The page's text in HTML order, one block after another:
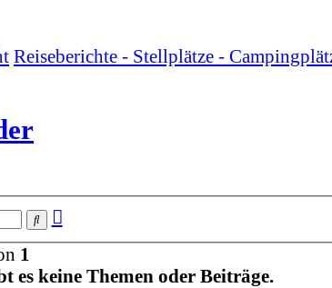
Reiseberichte - Stellplätze -
SucheErweiterte
1
es keine Themen oder Beiträge.